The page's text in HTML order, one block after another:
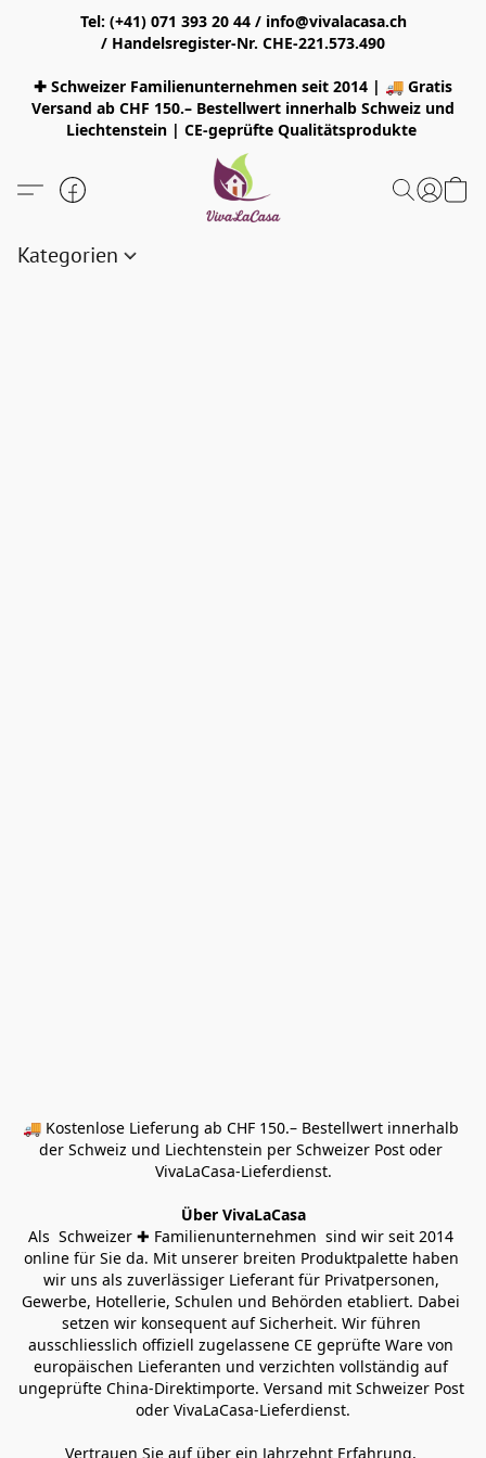
Tel: (+41) 071 393 20 44 / info@vivalacasa.ch
/ Handelsregister-Nr. CHE-221.573.490
✚ Schweizer Familienunternehmen seit 2014 | 🚚 Gratis
Versand ab CHF 150.– Bestellwert innerhalb Schweiz und
Liechtenstein | CE-geprüfte Qualitätsprodukte
Kategorien
🚚 Kostenlose Lieferung ab CHF 150.– Bestellwert innerhalb
der Schweiz und Liechtenstein per Schweizer Post oder
VivaLaCasa-Lieferdienst.
Über VivaLaCasa
Als  Schweizer ✚ Familienunternehmen  sind wir seit 2014
online für Sie da. Mit unserer breiten Produktpalette haben
wir uns als zuverlässiger Lieferant für Privatpersonen,
Gewerbe, Hotellerie, Schulen und Behörden etabliert. Dabei
setzen wir konsequent auf Sicherheit. Wir führen
ausschliesslich offiziell zugelassene CE geprüfte Ware von
europäischen Lieferanten und verzichten vollständig auf
ungeprüfte China-Direktimporte. Versand mit Schweizer Post
oder VivaLaCasa-Lieferdienst.
Vertrauen Sie auf über ein Jahrzehnt Erfahrung,